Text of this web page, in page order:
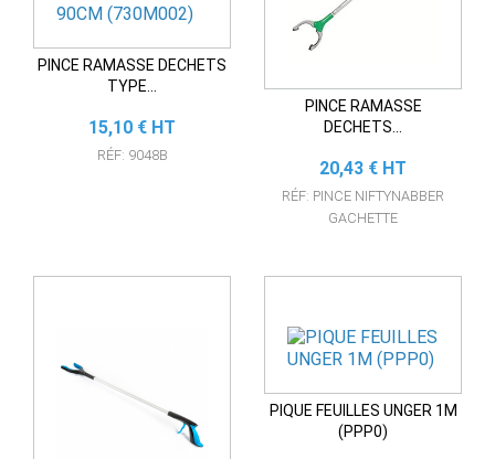
PINCE RAMASSE DECHETS
TYPE...
Prix
15,10 € HT
RÉF: 9048B
PINCE RAMASSE
DECHETS...
Prix
20,43 € HT
RÉF: PINCE NIFTYNABBER
GACHETTE
PIQUE FEUILLES UNGER 1M
(PPP0)